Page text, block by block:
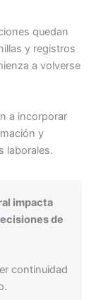
quedan
y registros
a volverse
a incorporar
y
laborales.
impacta
de
continuidad